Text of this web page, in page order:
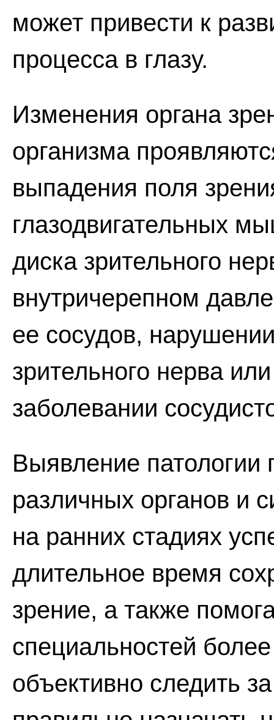
может привести к
процесса в глазу.
Изменения органа
организма
выпадения поля
глазодвигательных
диска зрительного
внутричерепном
ее сосудов,
зрительного нерва
заболевании
Выявление патологии
различных органов и
на ранних стадиях
длительное время
зрение, а также
специальностей
объективно следить